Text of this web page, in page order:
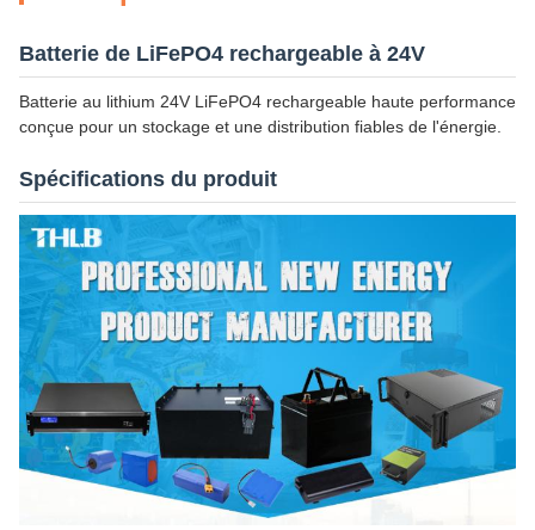
Batterie de LiFePO4 rechargeable à 24V
Batterie au lithium 24V LiFePO4 rechargeable haute performance
conçue pour un stockage et une distribution fiables de l'énergie.
Spécifications du produit